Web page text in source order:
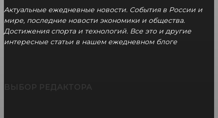
Актуальные ежедневные новости. События в России и
мире, последние новости экономики и общества.
Достижения спорта и технологий. Все это и другие
интересные статьи в нашем ежедневном блоге